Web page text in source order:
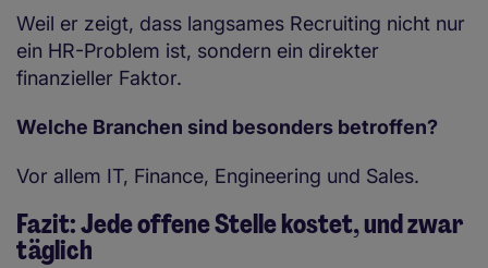
Weil er zeigt, dass langsames Recruiting nicht nur
ein HR-Problem ist, sondern ein direkter
finanzieller Faktor.
Welche Branchen sind besonders betroffen?
Vor allem IT, Finance, Engineering und Sales.
Fazit: Jede offene Stelle kostet, und zwar
täglich